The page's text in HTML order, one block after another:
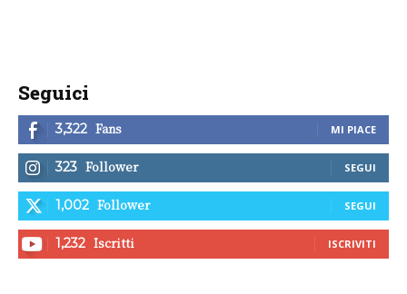
Seguici
3,322 Fans MI PIACE
323 Follower SEGUI
1,002 Follower SEGUI
1,232 Iscritti ISCRIVITI